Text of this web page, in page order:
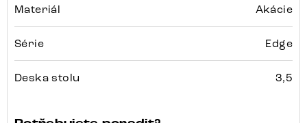
Materiál Akácie
Série Edge
Deska stolu 3,5